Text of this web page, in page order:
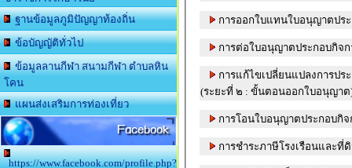
ฐานข้อมูลภูมิปัญญาท้องถิ่น
ข้อบัญญัติทั่วไป
ข้อมูลลานกีฬา สนามกีฬา ตำบลหิน
โคน
แผนส่งเสริมการท่องเที่ยว
Facebook
https://www.facebook.com/profile.php?
การออกใบแทนใบอนุญาตปร
การต่อใบอนุญาตประกอบกิจ
การแก้ไขเปลี่ยนแปลงการปร
(ระยะที่ ๒ : ขั้นตอนออกใบอนุญาต
การโอนใบอนุญาตประกอบกิ
การชำระภาษีโรงเรือนและที่